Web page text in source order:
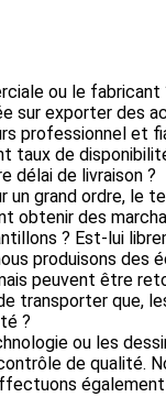
ou le fabricant
sur exporter des
professionnel et
de
délai de livraison ?
un grand ordre, le
obtenir des
? Est-lui
produisons
peuvent être
transporter que,
?
ou les
de qualité.